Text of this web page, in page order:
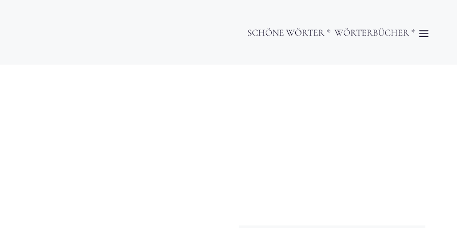
SCHÖNE WÖRTER * WÖRTERBÜCHER *